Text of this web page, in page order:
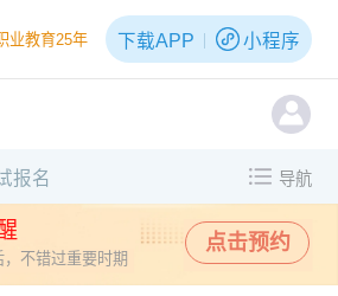
业教育25年 下载APP 小程序
报名 导航
不错过重要时期
点击预约